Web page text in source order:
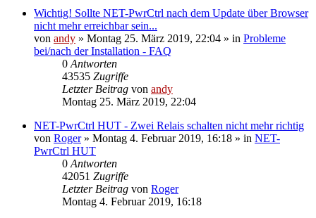
Wichtig! Sollte NET-PwrCtrl nach dem Update über Browser
nicht mehr erreichbar sein...
von andy » Montag 25. März 2019, 22:04 » in Probleme
bei/nach der Installation - FAQ
0 Antworten
43535 Zugriffe
Letzter Beitrag von andy
Montag 25. März 2019, 22:04
NET-PwrCtrl HUT - Zwei Relais schalten nicht mehr richtig
von Roger» Montag 4. Februar 2019, 16:18 » in NET-
PwrCtrl HUT
0 Antworten
42051 Zugriffe
Letzter Beitrag von Roger
Montag 4. Februar 2019, 16:18